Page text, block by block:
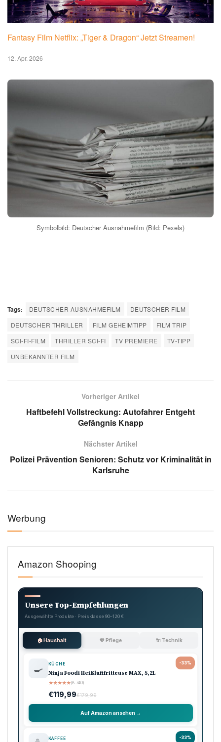
Fantasy Film Netflix: „Tiger & Dragon“ Jetzt Streamen!
12. Apr. 2026
Symbolbild: Deutscher Ausnahmefilm (Bild: Pexels)
Tags: DEUTSCHER AUSNAHMEFILM
DEUTSCHER FILM
DEUTSCHER THRILLER
FILM GEHEIMTIPP
FILM TRIP
SCI-FI-FILM
THRILLER SCI-FI TV PREMIERE
TV-TIPP
UNBEKANNTER FILM
Vorheriger Artikel
Haftbefehl Vollstreckung: Autofahrer Entgeht
Gefängnis Knapp
Nächster Artikel
Polizei Prävention Senioren: Schutz vor Kriminalität in
Karlsruhe
Werbung
Amazon Shooping
Unsere Top-Empfehlungen
Ausgewählte Produkte · Preisklasse 90–120 €
🏠 Haushalt 💖 Pflege 🔌 Technik
-33%
🍳 KÜCHE
Ninja Foodi Heißluftfritteuse MAX, 5,2L
★★★★★(8.740)
€119,99€179,99
Auf Amazon ansehen →
-33%
KAFFEE